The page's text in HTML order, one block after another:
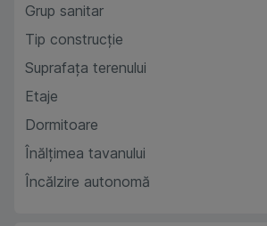
Grup sanitar
Tip construcție
Suprafaţa terenului
Etaje
Dormitoare
Înălțimea tavanului
Încălzire autonomă